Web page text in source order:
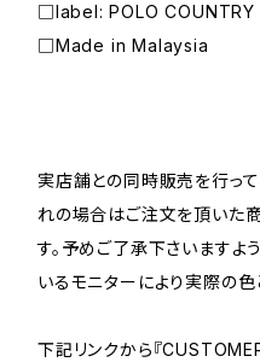
□label: POLO
□Made in Malaysia
実店舗との同時販売を行っ
れの場合はご注文を頂いた
す。予めご了承下さいますよ
いるモニターにより実際の
下記リンクから『